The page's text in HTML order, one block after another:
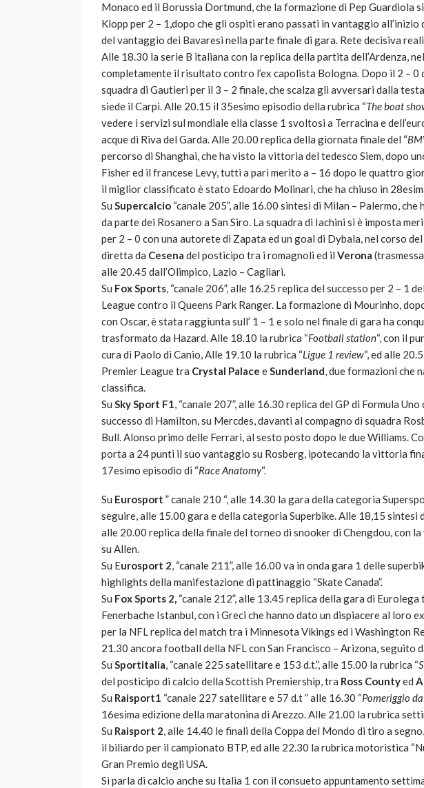
Monaco ed il Borussia Dortmund, che la formazione di Pep Guardiola
Klopp per 2 – 1,dopo che gli ospiti erano passati in vantaggio
del vantaggio dei Bavaresi nella parte finale di gara. Rete decisiva
Alle 18.30 la serie B italiana con la replica della partita dell’Ardenza,
completamente il risultato contro l’ex capolista Bologna. Dopo il 2 – 0
squadra di Gautieri per il 3 – 2 finale, che scalza gli avversari dalla
siede il Carpi. Alle 20.15 il 35esimo episodio della rubrica “The boat
vedere i servizi sul mondiale ella classe 1 svoltosi a Terracina e
acque di Riva del Garda. Alle 20.00 replica della giornata finale del “
percorso di Shanghai, che ha visto la vittoria del tedesco Siem, dopo
Fisher ed il francese Levy, tutti a pari merito a – 16 dopo le quattro
il miglior classificato è stato Edoardo Molinari, che ha chiuso in
Su Supercalcio “canale 205”, alle 16.00 sintesi di Milan – Palermo,
da parte dei Rosanero a San Siro. La squadra di Iachini si è imposta
per 2 – 0 con una autorete di Zapata ed un goal di Dybala, nel corso
diretta da Cesena del posticipo tra i romagnoli ed il Verona
alle 20.45 dall’Olimpico, Lazio – Cagliari.
Su Fox Sports, “canale 206”, alle 16.25 replica del successo per 2 – 1
League contro il Queens Park Ranger. La formazione di Mourinho,
con Oscar, è stata raggiunta sull’ 1 – 1 e solo nel finale di gara ha
trasformato da Hazard. Alle 18.10 la rubrica “Football station“, con il
cura di Paolo di Canio, Alle 19.10 la rubrica “Ligue 1 review“, ed alle
Premier League tra Crystal Palace eSunderland, due formazioni che
classifica.
Su Sky Sport F1, “canale 207”, alle 16.30 replica del GP di Formula
successo di Hamilton, su Mercdes, davanti al compagno di squadra
Bull. Alonso primo delle Ferrari, al sesto posto dopo le due Williams.
porta a 24 punti il suo vantaggio su Rosberg, ipotecando la vittoria
17esimo episodio di “Race Anatomy“.
Su Eurosport ” canale 210 “, alle 14.30 la gara della categoria
seguire, alle 15.00 gara e della categoria Superbike. Alle 18,15 sintesi
alle 20.00 replica della finale del torneo di snooker di Chengdou, con
su Allen.
Su Eurosport 2, “canale 211”, alle 16.00 va in onda gara 1 delle
highlights della manifestazione di pattinaggio “Skate Canada”.
Su Fox Sports 2, “canale 212”, alle 13.45 replica della gara di
Fenerbache Istanbul, con i Greci che hanno dato un dispiacere al loro
per la NFL replica del match tra i Minnesota Vikings ed i Washington
21.30 ancora football della NFL con San Francisco – Arizona, seguito
Su Sportitalia, “canale 225 satellitare e 153 d.t.”, alle 15.00 la rubrica “
del posticipo di calcio della Scottish Premiership, tra Ross Countyed
Su Raisport1 “canale 227 satellitare e 57 d.t ” alle 16.30 “Pomeriggio
16esima edizione della maratonina di Arezzo. Alle 21.00 la rubrica
Su Raisport 2, alle 14.40 le finali della Coppa del Mondo di tiro a
il biliardo per il campionato BTP, ed alle 22.30 la rubrica motoristica
Gran Premio degli USA.
Si parla di calcio anche su Italia 1 con il consueto appuntamento